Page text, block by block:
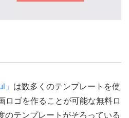
は数多くのテンプレートを使
ロゴを作ることが可能な無料ロ
のテンプレートがそろっている